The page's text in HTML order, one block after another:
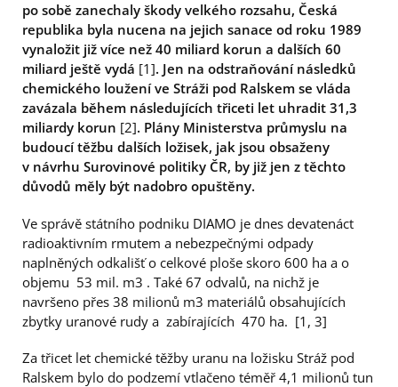
po sobě zanechaly škody velkého rozsahu, Česká
republika byla nucena na jejich sanace od roku 1989
vynaložit již více než 40 miliard korun a dalších 60
miliard ještě vydá [1]. Jen na odstraňování následků
chemického loužení ve Stráži pod Ralskem se vláda
zavázala během následujících třiceti let uhradit 31,3
miliardy korun [2]. Plány Ministerstva průmyslu na
budoucí těžbu dalších ložisek, jak jsou obsaženy
v návrhu Surovinové politiky ČR, by již jen z těchto
důvodů měly být nadobro opuštěny.
Ve správě státního podniku DIAMO je dnes devatenáct
radioaktivním rmutem a nebezpečnými odpady
naplněných odkališť o celkové ploše skoro 600 ha a o
objemu 53 mil. m3 . Také 67 odvalů, na nichž je
navršeno přes 38 milionů m3 materiálů obsahujících
zbytky uranové rudy a zabírajících 470 ha. [1, 3]
Za třicet let chemické těžby uranu na ložisku Stráž pod
Ralskem bylo do podzemí vtlačeno téměř 4,1 milionů tun